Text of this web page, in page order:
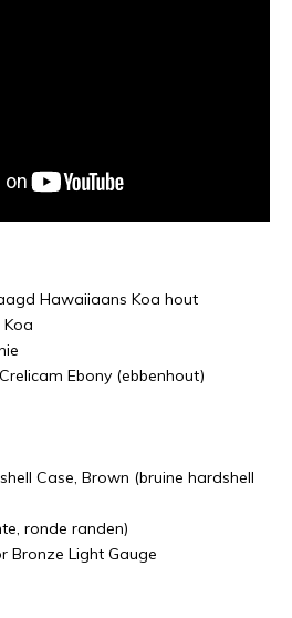
Hawaiiaans Koa hout
Ebony (ebbenhout)
Case, Brown (bruine hardshell
ronde randen)
Bronze Light Gauge